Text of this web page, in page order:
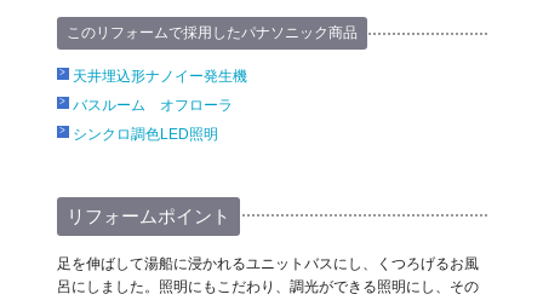
このリフォームで採用したパナソニック商品
天井埋込形ナノイー発生機
バスルーム オフローラ
シンクロ調色LED照明
リフォームポイント
足を伸ばして湯船に浸かれるユニットバスにし、くつろげるお風
呂にしました。照明にもこだわり、調光ができる照明にし、その